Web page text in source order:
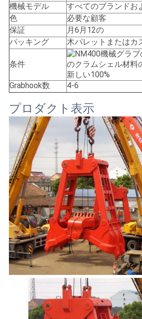
事
件
CONTACT
US
地
図
プ
ラ
イ
バ
シ
ー
機械モデル
すべてのブランドお
色
必要な顧客
保証
月6月12の
パッキング
木パレットまたはカ
条件
新しい100%
Grabhook数
4-6
プロダクト表示